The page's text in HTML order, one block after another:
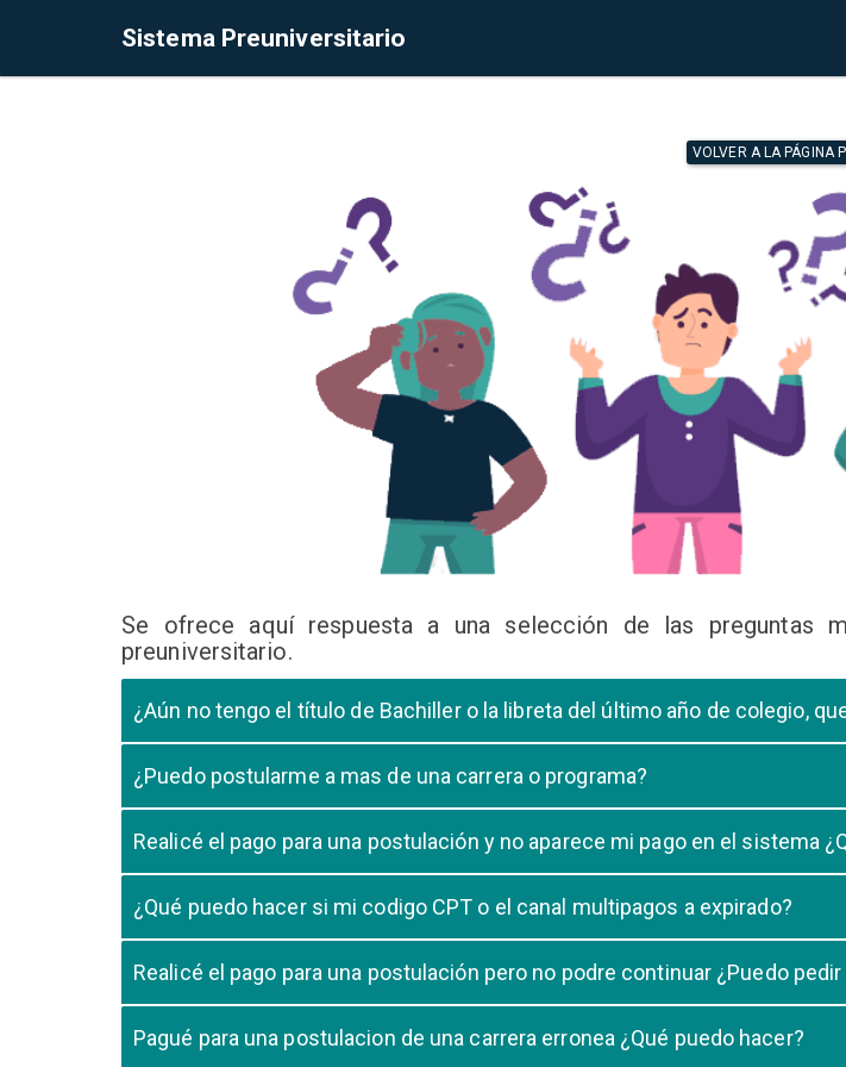
Sistema Preuniversitario
VOLVER A LA PÁGINA
Se ofrece aquí respuesta a una selección de las preguntas
preuniversitario.
¿Aún no tengo el título de Bachiller o la libreta del último año de colegio,
cursando el ultimo año.
¿Puedo postularme a mas de una carrera o programa?
Realicé el pago para una postulación y no aparece mi pago en el sistema
pago, debe comunicarse con su unidad de admisión e indicar que no se registró su pago.
¿Qué puedo hacer si mi codigo CPT o el canal multipagos a expirado?
su postulación.
Realicé el pago para una postulación pero no podre continuar ¿Puedo
Pagué para una postulacion de una carrera erronea ¿Qué puedo hacer?